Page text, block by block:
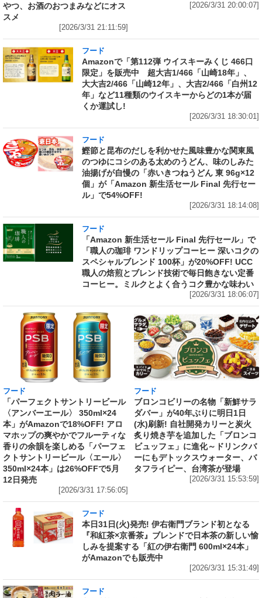
やつ、お酒のおつまみなどにオス
スメ
[2026/3/31 21:11:59]
[2026/3/31 20:00:07]
フード
Amazonで「第112弾 ウイスキーみくじ 466口
限定」を販売中 超大吉1/466「山崎18年」、
大大吉2/466「山崎12年」、大吉2/466「白州12
年」など11種類のウイスキーからどの1本が届
くか運試し!
[2026/3/31 18:30:01]
フード
鰹節と昆布のだしを利かせた風味豊かな関東風
のつゆにコシのある太めのうどん、味のしみた
油揚げが自慢の「赤いきつねうどん 東 96g×12
個」が「Amazon 新生活セール Final 先行セー
ル」で54%OFF!
[2026/3/31 18:14:08]
フード
「Amazon 新生活セール Final 先行セール」で
「職人の珈琲 ワンドリップコーヒー 深いコクの
スペシャルブレンド 100杯」が20%OFF! UCC
職人の焙煎とブレンド技術で毎日飽きない定番
コーヒー。ミルクとよく合うコク豊かな味わい
[2026/3/31 18:06:07]
フード
「パーフェクトサントリービール
〈アンバーエール〉 350ml×24
本」がAmazonで18%OFF! アロ
マホップの爽やかでフルーティな
香りの余韻を楽しめる「パーフェ
クトサントリービール〈エール〉
350ml×24本」は26%OFFで5月
12日発売
[2026/3/31 17:56:05]
フード
ブロンコビリーの名物「新鮮サラ
ダバー」が40年ぶりに明日1日
(水)刷新! 自社開発カリーと炭火
炙り焼き芋を追加した「ブロンコ
ビュッフェ」に進化～ドリンクバ
ーにもデトックスウォーター、バ
タフライピー、台湾茶が登場
[2026/3/31 15:53:59]
フード
本日31日(火)発売! 伊右衛門ブランド初となる
『和紅茶×京番茶』ブレンドで日本茶の新しい愉
しみを提案する「紅の伊右衛門 600ml×24本」
がAmazonでも販売中
[2026/3/31 15:31:49]
フード